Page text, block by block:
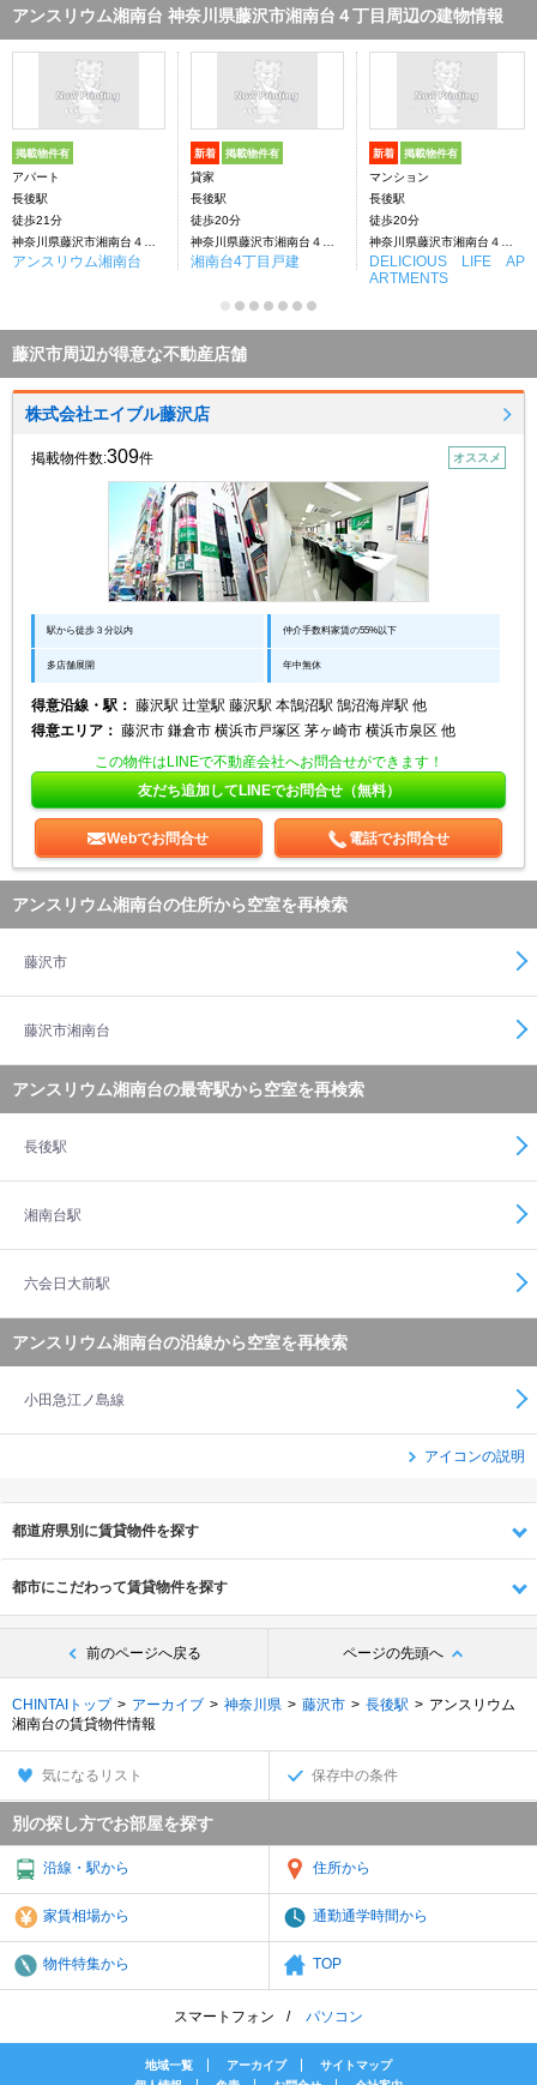
アンスリウム湘南台 神奈川県藤沢市湘南台４丁目周辺の建物情報
掲載物件有
アパート
長後駅
徒歩21分
アンスリウム湘南台
新着 掲載物件有
貸家
長後駅
徒歩20分
湘南台4丁目戸建
新着 掲載物件有
マンション
長後駅
徒歩20分
DELICIOUS LIFE AP
ARTMENTS
藤沢市周辺が得意な不動産店舗
株式会社エイブル藤沢店
掲載物件数:309件 オススメ
駅から徒歩３分以内 仲介手数料家賃の55%以下
多店舗展開 年中無休
得意沿線・駅： 藤沢駅 辻堂駅 藤沢駅 本鵠沼駅 鵠沼海岸駅 他
得意エリア： 藤沢市 鎌倉市 横浜市戸塚区 茅ヶ崎市 横浜市泉区 他
この物件はLINEで不動産会社へお問合せができます！
友だち追加してLINEでお問合せ（無料）
Webでお問合せ 電話でお問合せ
アンスリウム湘南台の住所から空室を再検索
藤沢市
藤沢市湘南台
アンスリウム湘南台の最寄駅から空室を再検索
長後駅
湘南台駅
六会日大前駅
アンスリウム湘南台の沿線から空室を再検索
小田急江ノ島線
アイコンの説明
都道府県別に賃貸物件を探す
都市にこだわって賃貸物件を探す
前のページへ戻る ページの先頭へ
CHINTAIトップ アーカイブ 神奈川県 藤沢市 長後駅
アンスリウム
湘南台の賃貸物件情報
気になるリスト 保存中の条件
別の探し方でお部屋を探す
沿線・駅から 住所から
家賃相場から 通勤通学時間から
物件特集から TOP
スマートフォン パソコン
地域一覧 アーカイブ
サイトマップ